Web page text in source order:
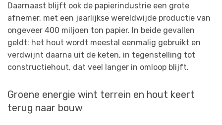
Daarnaast blijft ook de papierindustrie een grote
afnemer, met een jaarlijkse wereldwijde productie van
ongeveer 400 miljoen ton papier. In beide gevallen
geldt: het hout wordt meestal eenmalig gebruikt en
verdwijnt daarna uit de keten, in tegenstelling tot
constructiehout, dat veel langer in omloop blijft.
Groene energie wint terrein en hout keert
terug naar bouw